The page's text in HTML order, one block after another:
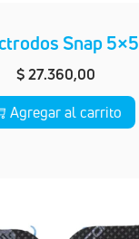
Snap 5×5
$27.360,00
Agregar al carrito